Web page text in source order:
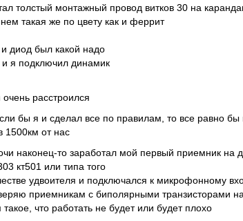
толстый монтажный провод витков 30 на
такая же по цвету как и феррит
диод был какой надо
я подключил динамик
расстроился
бы я и сделал все по правилам, то все равно
1500км от нас
наконец-то заработал мой первый приемник на
кт501 или типа того
удвоителя и подключался к микрофонному
приемникам с биполярными транзисторами
что работать не будет или будет плохо